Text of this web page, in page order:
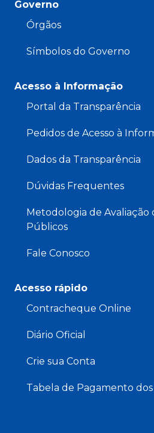
Governo
Órgãos
Símbolos do Governo
Acesso à Informação
Portal da Transparência
Pedidos de Acesso à
Dados da Transparência
Dúvidas Frequentes
Metodologia de Avaliação
Públicos
Fale Conosco
Acesso rápido
Contracheque Online
Diário Oficial
Crie sua Conta
Tabela de Pagamento